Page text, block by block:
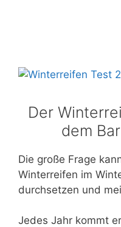
Der
dem
Die große Frage
Winterreifen im
durchsetzen und
Jedes Jahr kommt